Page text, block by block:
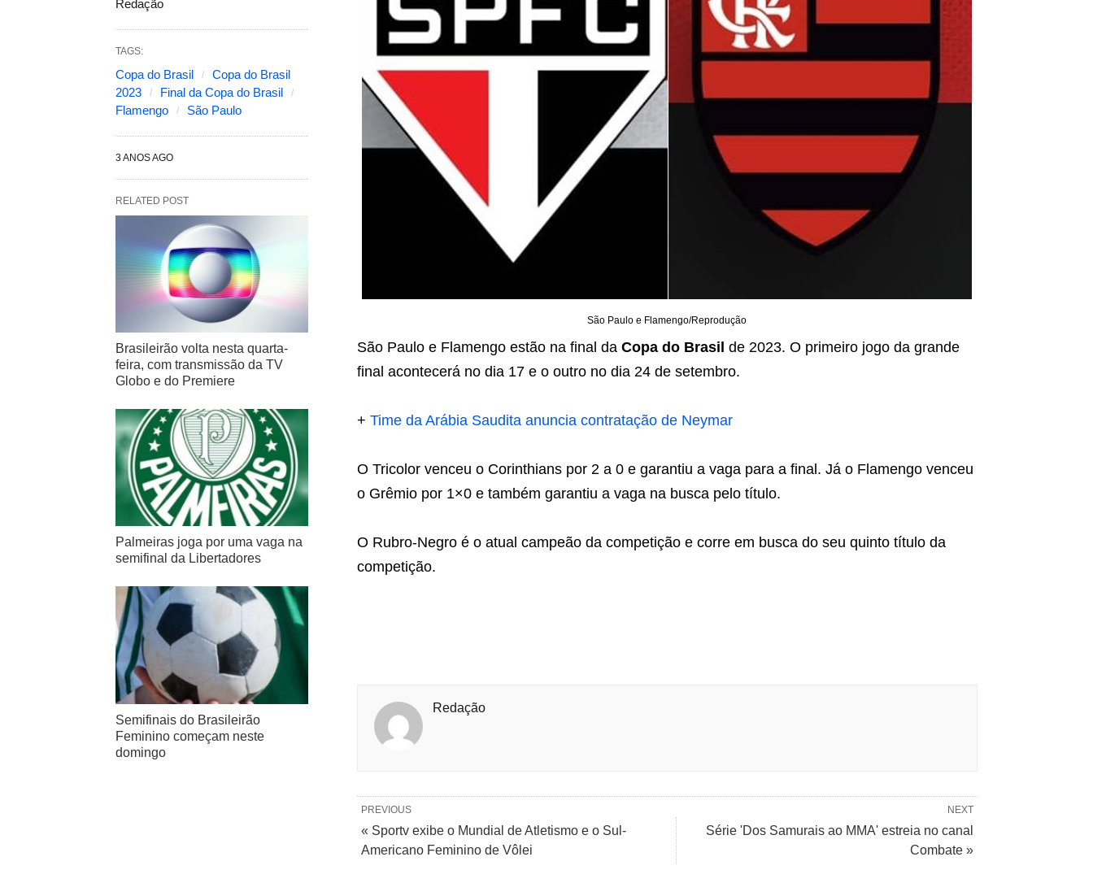
São Paulo e Flamengo/Reprodução
São Paulo e Flamengo estão na final daCopa do Brasil de 2023. O primeiro jogo da grande
final acontecerá no dia 17 e o outro no dia 24 de setembro.
+ Time da Arábia Saudita anuncia contratação de Neymar
O Tricolor venceu o Corinthians por 2 a 0 e garantiu a vaga para a final. Já o Flamengo venceu
o Grêmio por 1×0 e também garantiu a vaga na busca pelo título.
O Rubro-Negro é o atual campeão da competição e corre em busca do seu quinto título da
competição.
Redação
NEXT
Série 'Dos Samurais ao MMA' estreia no canal
Combate »
PREVIOUS
« Sportv exibe o Mundial de Atletismo e o Sul-
Americano Feminino de Vôlei
Redação
TAGS:
Copa do Brasil
Copa do Brasil
2023
Final da Copa do Brasil
Flamengo
São Paulo
3 ANOS AGO
RELATED POST
Brasileirão volta nesta quarta-
feira, com transmissão da TV
Globo e do Premiere
Palmeiras joga por uma vaga na
semifinal da Libertadores
Semifinais do Brasileirão
Feminino começam neste
domingo